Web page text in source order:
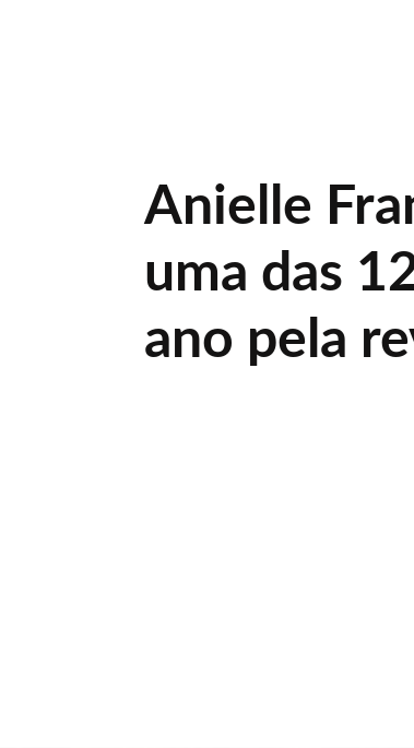
Anielle
uma das
ano pela